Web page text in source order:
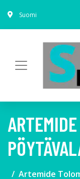
Suomi
Artemide